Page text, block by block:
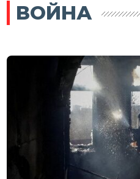
ВОЙНА